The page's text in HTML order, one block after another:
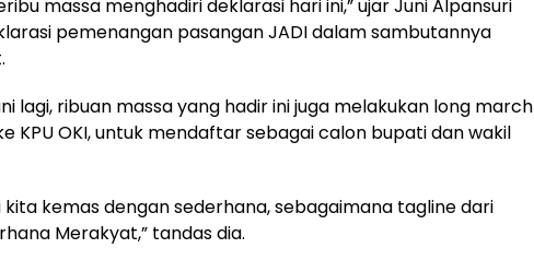
massa menghadiri deklarasi hari ini,” ujar Juni Alpansuri
pemenangan pasangan JADI dalam sambutannya
lagi, ribuan massa yang hadir ini juga melakukan long march
KPU OKI, untuk mendaftar sebagai calon bupati dan wakil
kita kemas dengan sederhana, sebagaimana tagline dari
Merakyat,” tandas dia.